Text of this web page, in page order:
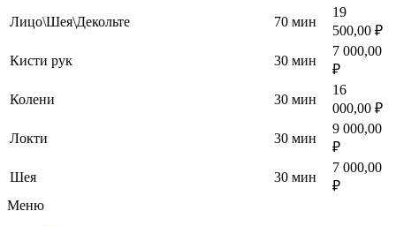
Лицо\Шея\Декольте
70 мин
19
500,00 ₽
Кисти рук
30 мин
7 000,00
₽
Колени
30 мин
16
000,00 ₽
Локти
30 мин
9 000,00
₽
Шея
30 мин
7 000,00
₽
Меню